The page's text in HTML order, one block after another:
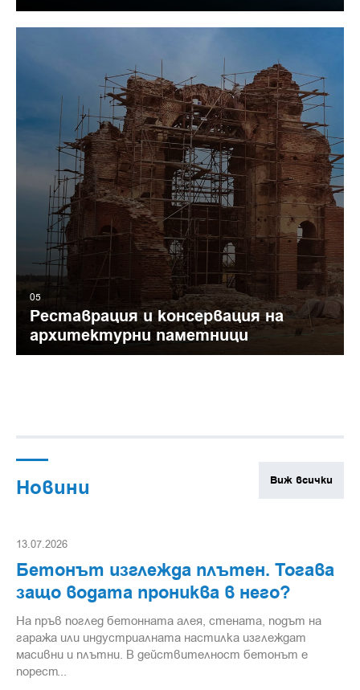
05
Реставрация и консервация на
архитектурни паметници
Новини
13.07.2026
Бетонът изглежда плътен. Тогава
защо водата прониква в него?
На пръв поглед бетонната алея, стената, подът на
гаража или индустриалната настилка изглеждат
масивни и плътни. В действителност бетонът е
порест...
Виж всички